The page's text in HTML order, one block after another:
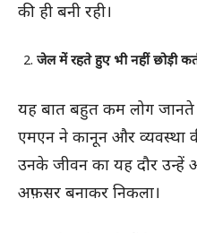
की ही बनी रही।
जेल में रहते हुए भी नहीं छोड़ी
यह बात बहुत कम लोग
एमएन ने कानून और व्यवस्था
उनके जीवन का यह दौर
अफ़सर बनाकर निकला।